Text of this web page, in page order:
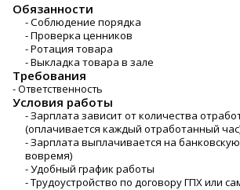
Обязанности
- Соблюдение порядка
- Проверка ценников
- Ротация товара
- Выкладка товара в зале
Требования
- Ответственность
Условия работы
- Зарплата зависит от количества
(оплачивается каждый отработанный
- Зарплата выплачивается на банковскую
вовремя)
- Удобный график работы
- Трудоустройство по договору ГПХ или